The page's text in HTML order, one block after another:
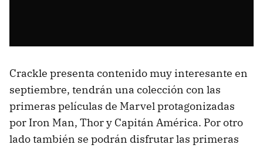
Crackle presenta contenido muy interesante en
septiembre, tendrán una colección con las
primeras películas de Marvel protagonizadas
por Iron Man, Thor y Capitán América. Por otro
lado también se podrán disfrutar las primeras